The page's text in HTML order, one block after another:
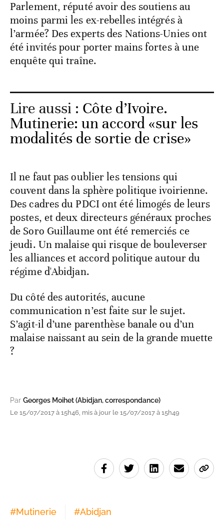
Parlement, réputé avoir des soutiens au
moins parmi les ex-rebelles intégrés à
l’armée? Des experts des Nations-Unies ont
été invités pour porter mains fortes à une
enquête qui traîne.
Lire aussi : Côte d’Ivoire.
Mutinerie: un accord «sur les
modalités de sortie de crise»
Il ne faut pas oublier les tensions qui
couvent dans la sphère politique ivoirienne.
Des cadres du PDCI ont été limogés de leurs
postes, et deux directeurs généraux proches
de Soro Guillaume ont été remerciés ce
jeudi. Un malaise qui risque de bouleverser
les alliances et accord politique autour du
régime d'Abidjan.
Du côté des autorités, aucune
communication n’est faite sur le sujet.
S’agit-il d’une parenthèse banale ou d’un
malaise naissant au sein de la grande muette
?
Par Georges Moihet (Abidjan, correspondance)
Le 15/07/2017 à 15h46, mis à jour le 15/07/2017 à 15h49
#Mutinerie #Abidjan